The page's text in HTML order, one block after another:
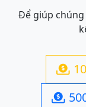
Để giúp

